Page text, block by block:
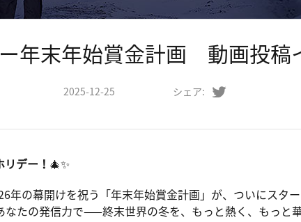
年末年始賞金計画 動画投稿
2025-12-25 シェア:
デー！ 🎄✨
年の幕開けを祝う「年末年始賞金計画」が、ついにスター
なたの発信力で——終末世界の冬を、もっと熱く、もっと